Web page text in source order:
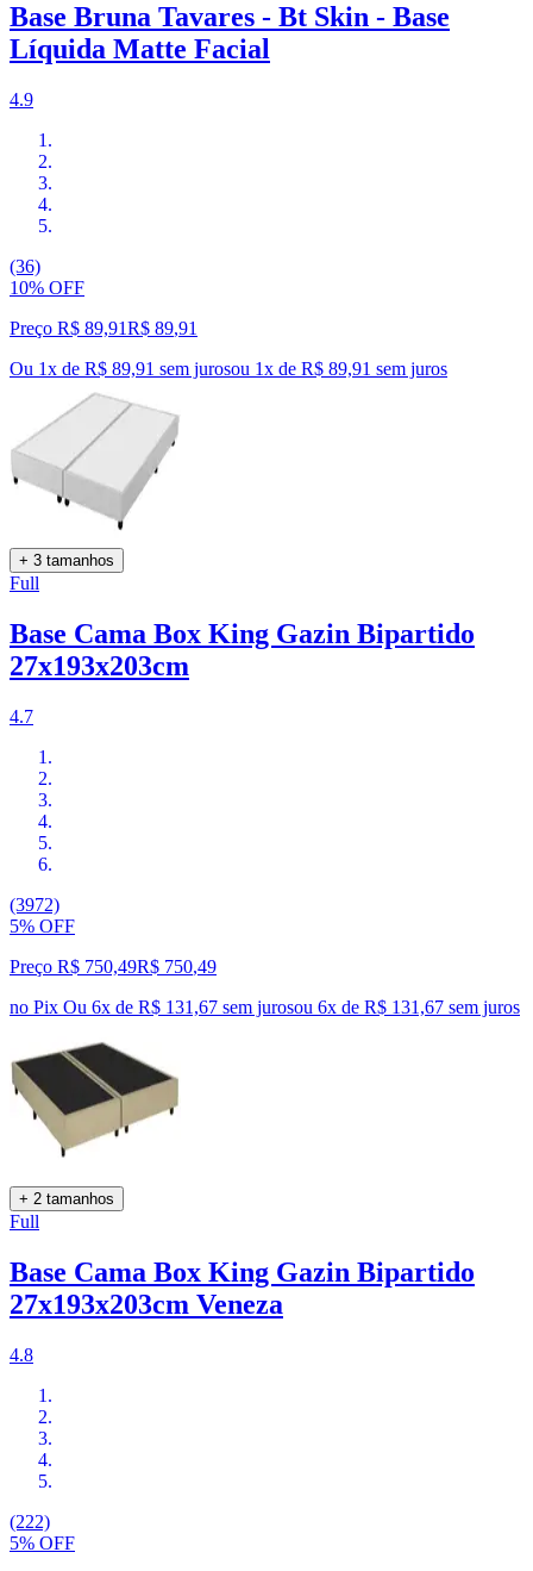
Base Bruna Tavares - Bt Skin - Base
Líquida Matte Facial
4.9
(36)
10% OFF
Preço R$ 89,91R$ 89,91
Ou 1x de R$ 89,91 sem jurosou 1x de R$ 89,91 sem juros
+ 3 tamanhos
Full
Base Cama Box King Gazin Bipartido
27x193x203cm
4.7
(3972)
5% OFF
Preço R$ 750,49R$ 750,49
no Pix Ou 6x de R$ 131,67 sem jurosou 6x de R$ 131,67 sem juros
+ 2 tamanhos
Full
Base Cama Box King Gazin Bipartido
27x193x203cm Veneza
4.8
(222)
5% OFF